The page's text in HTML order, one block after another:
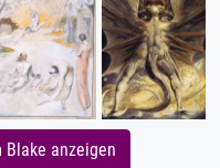
Blake anzeigen